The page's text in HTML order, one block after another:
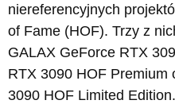
niereferencyjnych
of Fame (HOF). Trzy z
GALAX GeForce RTX
RTX 3090 HOF Premium
3090 HOF Limited